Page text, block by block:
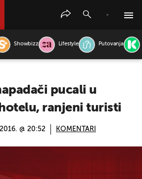
Showbizz Lifestyle Putovanja
pucali u
ranjeni turisti
@ 20:52 KOMENTARI